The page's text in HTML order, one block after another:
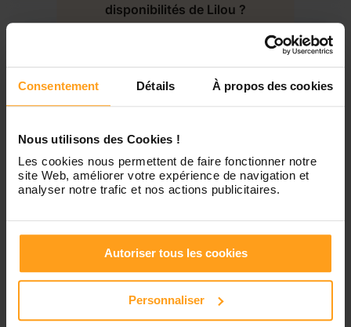
Consentement Détails À propos des cookies
Nous utilisons des Cookies !
Les cookies nous permettent de faire fonctionner notre
site Web, améliorer votre expérience de navigation et
analyser notre trafic et nos actions publicitaires.
Autoriser tous les cookies
Personnaliser
Vendredi Disponible de 00:00 à 00:00
Dimanche Disponible de 00:00 à 00:00
disponibilités de Lilou ?
Services proposés
Garde d’enfants Ménage